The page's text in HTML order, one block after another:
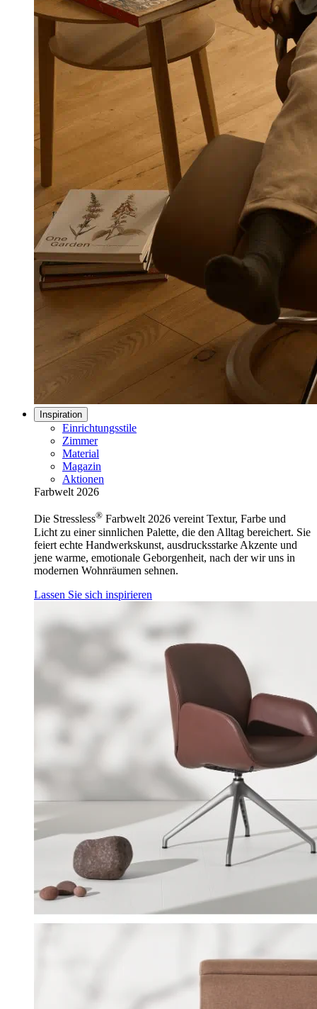
Inspiration
Einrichtungsstile
Zimmer
Material
Magazin
Aktionen
Farbwelt 2026
Die Stressless® Farbwelt 2026 vereint Textur, Farbe und
Licht zu einer sinnlichen Palette, die den Alltag bereichert. Sie
feiert echte Handwerkskunst, ausdrucksstarke Akzente und
jene warme, emotionale Geborgenheit, nach der wir uns in
modernen Wohnräumen sehnen.
Lassen Sie sich inspirieren